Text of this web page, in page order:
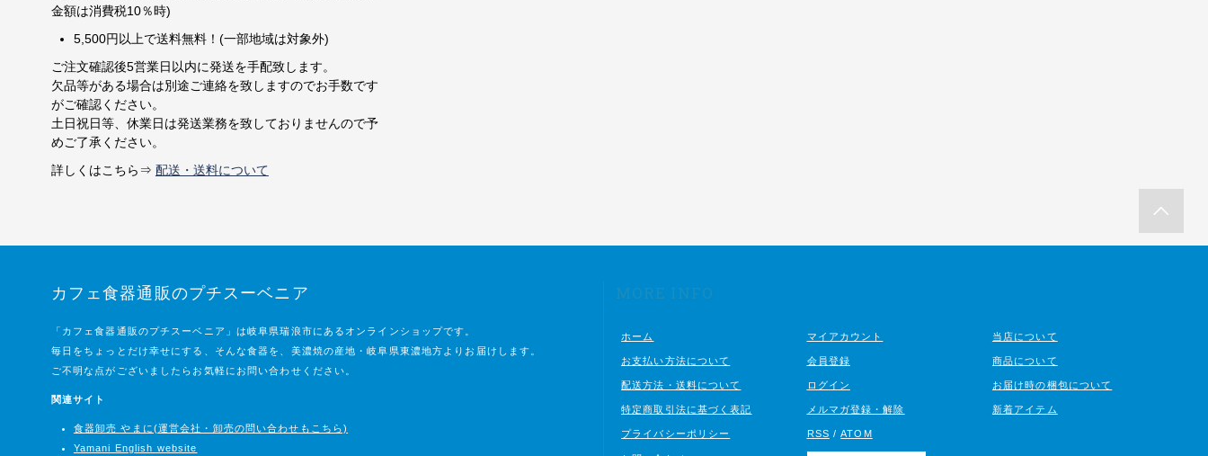
金額は消費税10％時)
5,500円以上で送料無料！(一部地域は対象外)
ご注文確認後5営業日以内に発送を手配致します。
欠品等がある場合は別途ご連絡を致しますのでお手数です
がご確認ください。
土日祝日等、休業日は発送業務を致しておりませんので予
めご了承ください。
詳しくはこちら⇒ 配送・送料について
カフェ食器通販のプチスーベニア
「カフェ食器通販のプチスーベニア」は岐阜県瑞浪市にあるオンラインショップです。
毎日をちょっとだけ幸せにする、そんな食器を、美濃焼の産地・岐阜県東濃地方よりお届けします。
ご不明な点がございましたらお気軽にお問い合わせください。
関連サイト
食器卸売 やまに(運営会社・卸売の問い合わせもこちら)
Yamani English website
MORE INFO
ホーム
お支払い方法について
配送方法・送料について
特定商取引法に基づく表記
プライバシーポリシー
マイアカウント
会員登録
ログイン
メルマガ登録・解除
RSS /ATOM
当店について
商品について
お届け時の梱包について
新着アイテム